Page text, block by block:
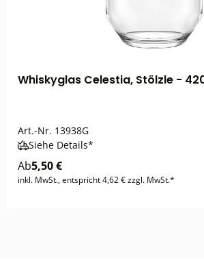
Whiskyglas Celestia, Stölzle -
Art.-Nr. 13938G
Siehe Details*
Ab5,50 €
inkl. MwSt., entspricht 4,62 € zzgl. MwSt.*